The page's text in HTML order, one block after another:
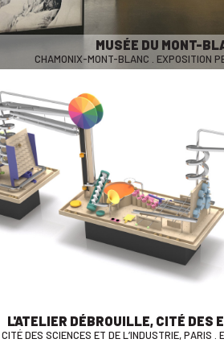
MUSÉE DU MONT-
CHAMONIX-MONT-BLANC . EXPOSITION
L'ATELIER DÉBROUILLE, CITÉ DES
CITÉ DES SCIENCES ET DE L’INDUSTRIE, PARIS .